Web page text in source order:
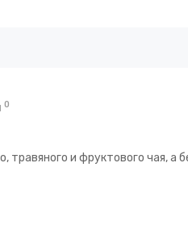
0
травяного и фруктового чая, а